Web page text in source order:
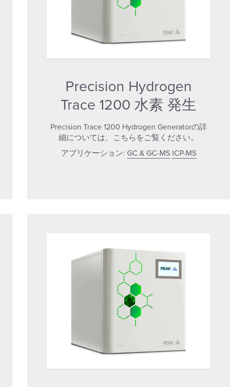
Precision Hydrogen
Trace 1200 水素 発生
Precision Trace 1200 Hydrogen Generatorの詳
細については、こちらをご覧ください。
アプリケーション: GC & GC-MS ICP-MS